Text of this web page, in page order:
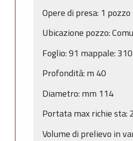
Opere di presa: 1 pozzo
Ubicazione pozzo:
Foglio: 91 mappale: 310
Profondità: m 40
Diametro: mm 114
Portata max richiesta:
Volume di prelievo in